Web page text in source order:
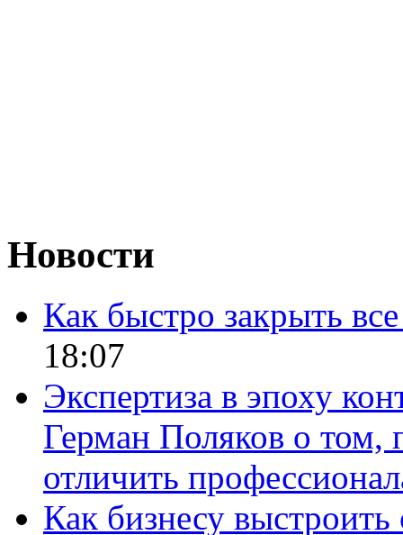
Новости
Как быстро закрыть
18:07
Экспертиза в эпоху
Герман Поляков о том,
отличить
Как бизнесу